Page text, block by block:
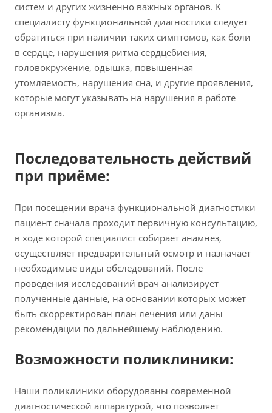
систем и других жизненно важных органов. К
специалисту функциональной диагностики следует
обратиться при наличии таких симптомов, как боли
в сердце, нарушения ритма сердцебиения,
головокружение, одышка, повышенная
утомляемость, нарушения сна, и другие проявления,
которые могут указывать на нарушения в работе
организма.
Последовательность действий
при приёме:
При посещении врача функциональной диагностики
пациент сначала проходит первичную консультацию,
в ходе которой специалист собирает анамнез,
осуществляет предварительный осмотр и назначает
необходимые виды обследований. После
проведения исследований врач анализирует
полученные данные, на основании которых может
быть скорректирован план лечения или даны
рекомендации по дальнейшему наблюдению.
Возможности поликлиники:
Наши поликлиники оборудованы современной
диагностической аппаратурой, что позволяет